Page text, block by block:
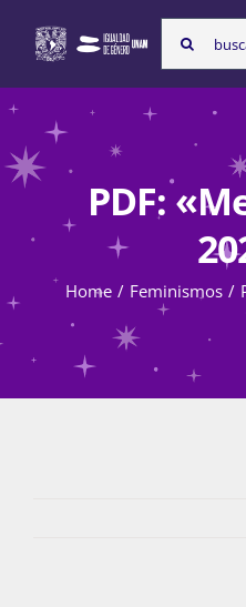
content
Search
for:
Atención de la
PDF:
Home Feminismos